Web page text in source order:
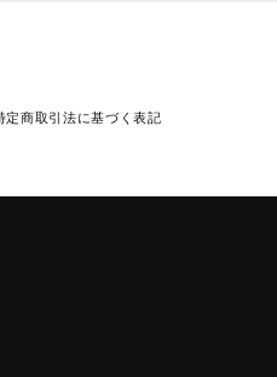
定商取引法に基づく表記